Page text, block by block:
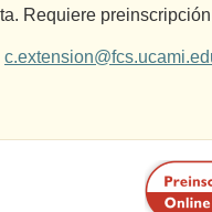
Requiere